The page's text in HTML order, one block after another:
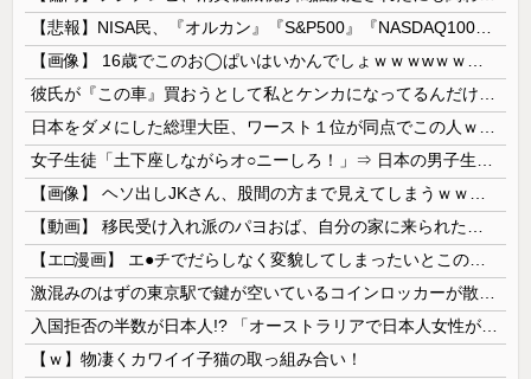
【ｗ】物凄くカワイイ子猫の取っ組み合い！